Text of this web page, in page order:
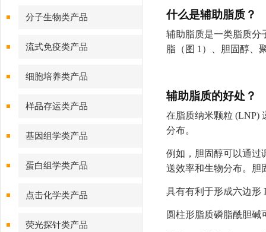
分子生物类产品
流式免疫类产品
细胞培养类产品
样品存运类产品
基因组学类产品
蛋白组学类产品
点击化学类产品
荧光探针类产品
什么是辅助脂质？
辅助脂质是一类脂质分
脂（图 1）、胆固醇、
辅助脂质的好处？
在脂质纳米颗粒 (LNP)
分布。
例如， 胆固醇可以通过
送效率和生物分布。 胆
具有有利于形成六边形
圆柱形脂质磷脂酰胆碱